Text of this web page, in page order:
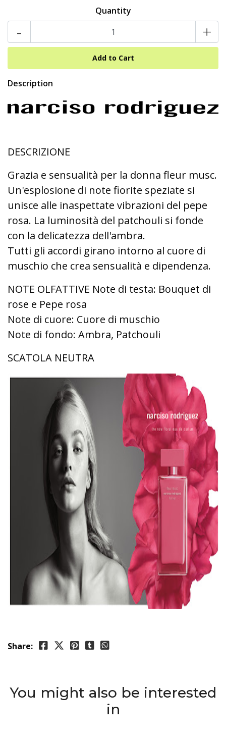
Quantity
- +
Description
DESCRIZIONE
Grazia e sensualità per la donna fleur musc.
Un'esplosione di note fiorite speziate si
unisce alle inaspettate vibrazioni del pepe
rosa. La luminosità del patchouli si fonde
con la delicatezza dell'ambra.
Tutti gli accordi girano intorno al cuore di
muschio che crea sensualità e dipendenza.
NOTE OLFATTIVE Note di testa: Bouquet di
rose e Pepe rosa
Note di cuore: Cuore di muschio
Note di fondo: Ambra, Patchouli
SCATOLA NEUTRA
Share:
You might also be interested
in